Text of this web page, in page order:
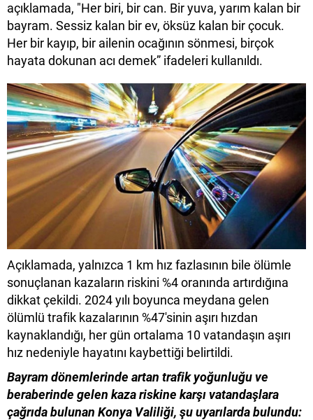
açıklamada, "Her biri, bir can. Bir yuva, yarım kalan bir
bayram. Sessiz kalan bir ev, öksüz kalan bir çocuk.
Her bir kayıp, bir ailenin ocağının sönmesi, birçok
hayata dokunan acı demek” ifadeleri kullanıldı.
Açıklamada, yalnızca 1 km hız fazlasının bile ölümle
sonuçlanan kazaların riskini %4 oranında artırdığına
dikkat çekildi. 2024 yılı boyunca meydana gelen
ölümlü trafik kazalarının %47'sinin aşırı hızdan
kaynaklandığı, her gün ortalama 10 vatandaşın aşırı
hız nedeniyle hayatını kaybettiği belirtildi.
Bayram dönemlerinde artan trafik yoğunluğu ve
beraberinde gelen kaza riskine karşı vatandaşlara
çağrıda bulunan Konya Valiliği, şu uyarılarda bulundu: